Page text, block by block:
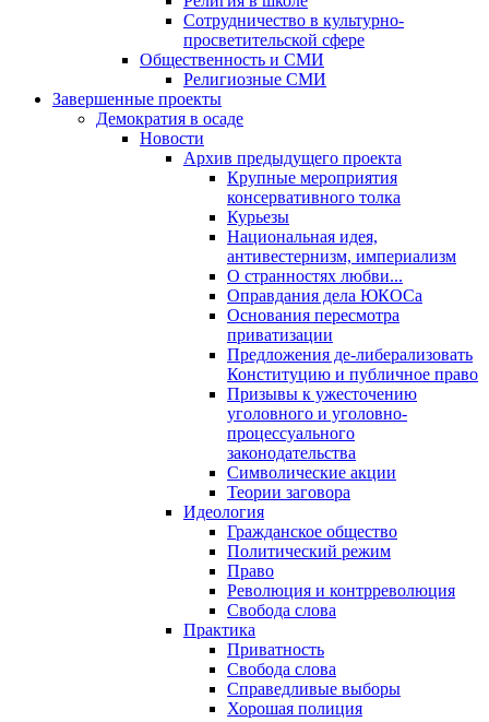
Сотрудничество в культурно-
просветительской сфере
Общественность и СМИ
Религиозные СМИ
Завершенные проекты
Демократия в осаде
Новости
Архив предыдущего проекта
Крупные мероприятия
консервативного толка
Курьезы
Национальная идея,
антивестернизм, империализм
О странностях любви...
Оправдания дела ЮКОСа
Основания пересмотра
приватизации
Предложения де-либерализовать
Конституцию и публичное право
Призывы к ужесточению
уголовного и уголовно-
процессуального
законодательства
Символические акции
Теории заговора
Идеология
Гражданское общество
Политический режим
Право
Революция и контрреволюция
Свобода слова
Практика
Приватность
Свобода слова
Справедливые выборы
Хорошая полиция